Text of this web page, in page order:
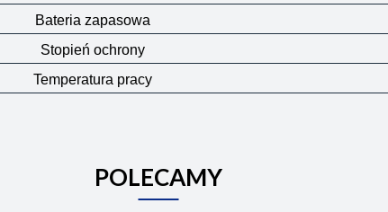
Bateria zapasowa
Stopień ochrony
Temperatura pracy
POLECAMY